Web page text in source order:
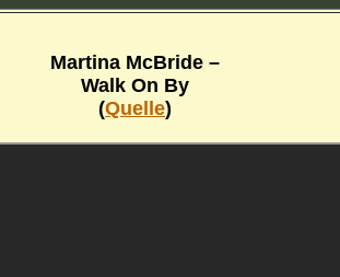
Martina McBride –
Walk On By
(Quelle)